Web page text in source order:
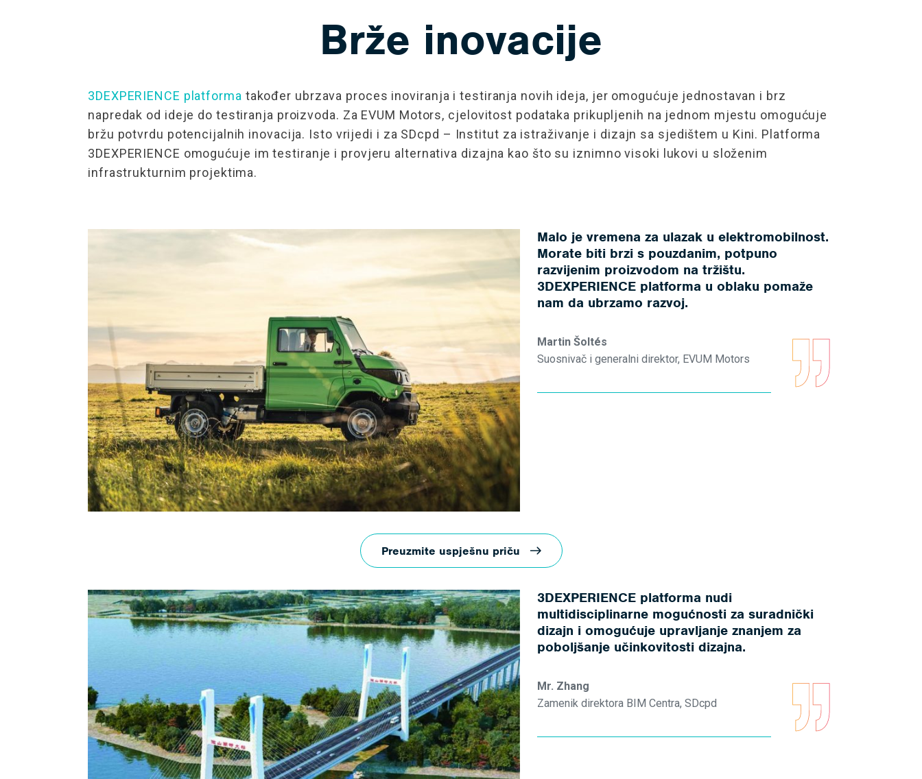
Brže inovacije
3DEXPERIENCE platforma također ubrzava proces inoviranja i testiranja novih ideja, jer omogućuje jednostavan i brz
napredak od ideje do testiranja proizvoda. Za EVUM Motors, cjelovitost podataka prikupljenih na jednom mjestu omogućuje
bržu potvrdu potencijalnih inovacija. Isto vrijedi i za SDcpd – Institut za istraživanje i dizajn sa sjedištem u Kini. Platforma
3DEXPERIENCE omogućuje im testiranje i provjeru alternativa dizajna kao što su iznimno visoki lukovi u složenim
infrastrukturnim projektima.
Malo je vremena za ulazak u elektromobilnost.
Morate biti brzi s pouzdanim, potpuno
razvijenim proizvodom na tržištu.
3DEXPERIENCE platforma u oblaku pomaže
nam da ubrzamo razvoj.
Martin Šoltés
Suosnivač i generalni direktor, EVUM Motors
Preuzmite uspješnu priču
3DEXPERIENCE platforma nudi
multidisciplinarne mogućnosti za suradnički
dizajn i omogućuje upravljanje znanjem za
poboljšanje učinkovitosti dizajna.
Mr. Zhang
Zamenik direktora BIM Centra, SDcpd